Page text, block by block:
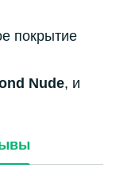
покрытие
Nude, и